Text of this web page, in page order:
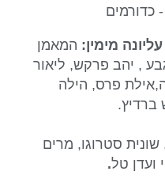
מימין: המאמן
, יהב פרקש, ליאור
פרס, הילה
ברדיץ.
שונית סטרוגו, מרים
ועדן טל.